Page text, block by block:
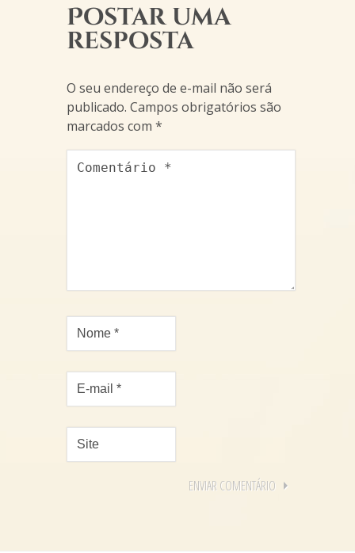
Postar uma
resposta
O seu endereço de e-mail não será
publicado. Campos obrigatórios são
marcados com *